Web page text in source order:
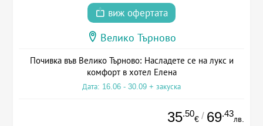
виж офертата
Велико Търново
Почивка във Велико Търново: Насладете се на лукс и
комфорт в хотел Елена
Дата: 16.06 - 30.09 + закуска
35.50
€ / 69.43
лв.